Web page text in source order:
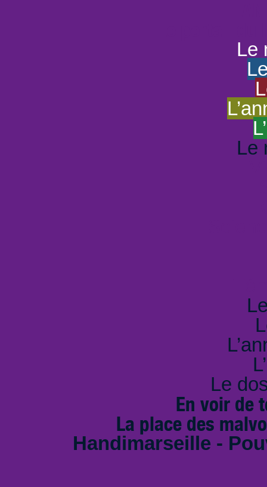
Le
Le
Le
En voir de
La place des
Handimarseille -